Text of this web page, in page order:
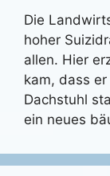
Die
hoher
allen. Hier
kam, dass
Dachstuhl
ein neues